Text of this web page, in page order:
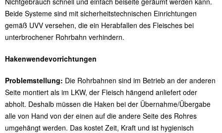
Beide Systeme sind mit sicherheitstechnischen Einrichtungen
gemäß UVV versehen, die ein Herabfallen des Fleisches bei
unterbrochener Rohrbahn verhindern.
Hakenwendevorrichtungen
Problemstellung: Die Rohrbahnen sind im Betrieb an der anderen
Seite montiert als im LKW, der Fleisch hängend anliefert oder
abholt. Deshalb müssen die Haken bei der Übernahme/Übergabe
alle von Hand von der einen auf die andere Seite des Rohres
umgehängt werden. Das kostet Zeit, Kraft und ist hygienisch